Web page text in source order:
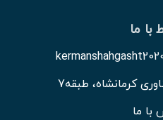
با ما
کرمانشاه، طبقه7
با ما